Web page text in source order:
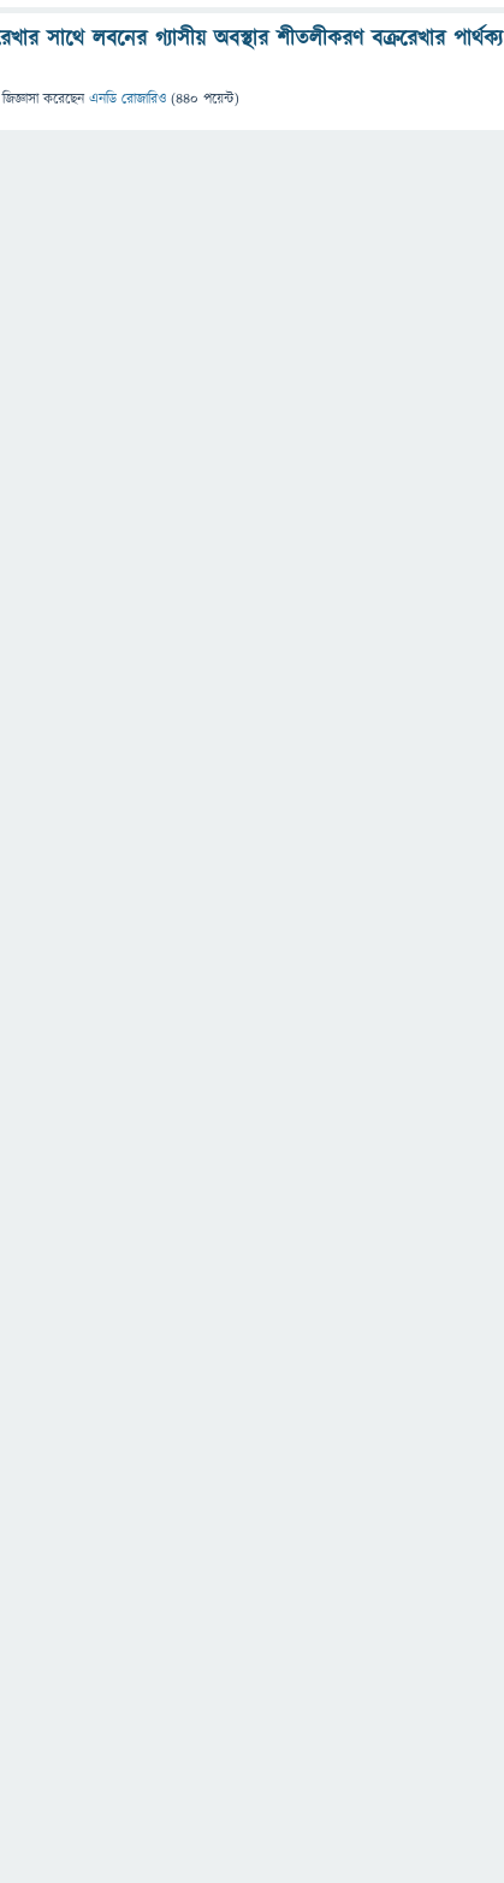
সাথে লবনের গ্যাসীয় অবস্থার শীতলীকরণ বক্ররেখার পার্থক্য
জিজ্ঞাসাকরেছেনএনডি রোজারিও (440 পয়েন্ট)